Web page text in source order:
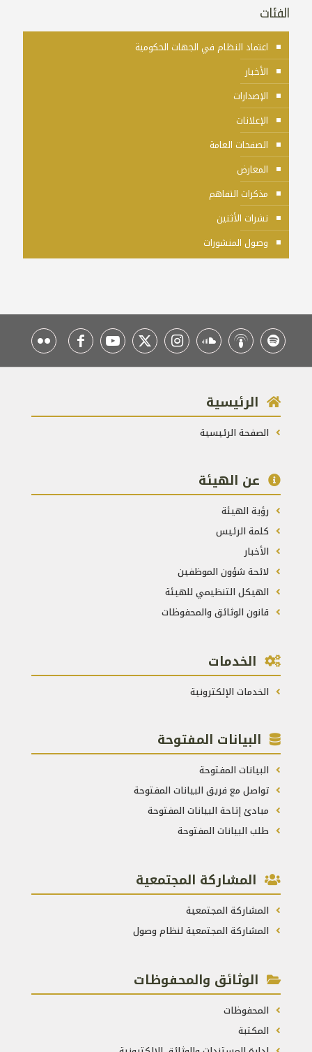
الفئات
اعتماد النظام في الجهات الحكومية
الأخبار
الإصدارات
الإعلانات
الصفحات العامة
المعارض
مذكرات التفاهم
نشرات الأثنين
وصول المنشورات
الرئيسية
الصفحة الرئيسية
عن الهيئة
رؤية الهيئة
كلمة الرئيس
الأخبار
لائحة شؤون الموظفين
الهيكل التنظيمي للهيئة
قانون الوثائق والمحفوظات
الخدمات
الخدمات الإلكترونية
البيانات المفتوحة
البيانات المفتوحة
تواصل مع فريق البيانات المفتوحة
مبادئ إتاحة البيانات المفتوحة
طلب البيانات المفتوحة
المشاركة المجتمعية
المشاركة المجتمعية
المشاركة المجتمعية لنظام وصول
الوثائق والمحفوظات
المحفوظات
المكتبة